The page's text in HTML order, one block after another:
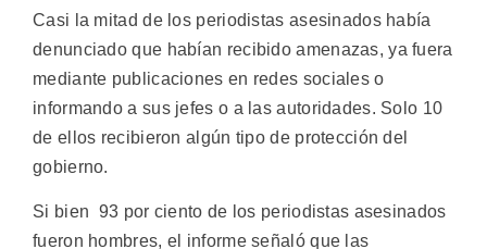
Casi la mitad de los periodistas asesinados había
denunciado que habían recibido amenazas, ya fuera
mediante publicaciones en redes sociales o
informando a sus jefes o a las autoridades. Solo 10
de ellos recibieron algún tipo de protección del
gobierno.
Si bien 93 por ciento de los periodistas asesinados
fueron hombres, el informe señaló que las